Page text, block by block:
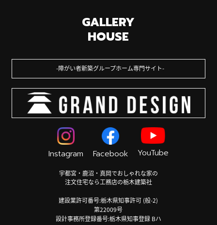
GALLERY
HOUSE
障がい者新築グループホーム専門サイト
Instagram Facebook YouTube
宇都宮・鹿沼・真岡でおしゃれな家の
注文住宅なら工務店の栃木建築社
建設業許可番号:栃木県知事許可 (般-2)
第22009号
設計事務所登録番号:栃木県知事登録 Bハ